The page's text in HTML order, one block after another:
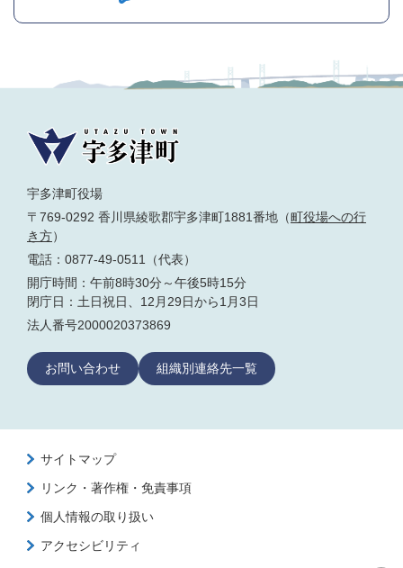
宇多津町役場
〒769-0292 香川県綾歌郡宇多津町1881番地（町役場への行
き方）
電話：0877-49-0511（代表）
開庁時間：午前8時30分～午後5時15分
閉庁日：土日祝日、12月29日から1月3日
法人番号2000020373869
お問い合わせ 組織別連絡先一覧
サイトマップ
リンク・著作権・免責事項
個人情報の取り扱い
アクセシビリティ